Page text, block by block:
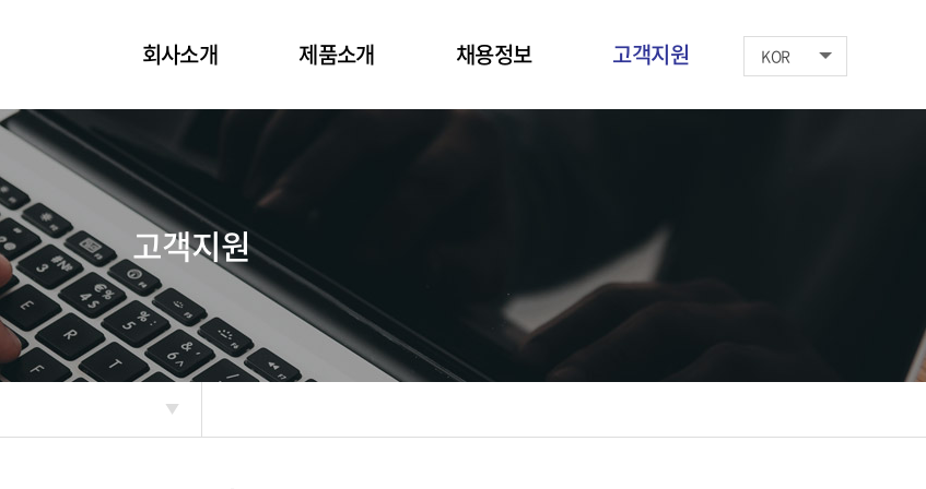
회사소개 제품소개 채용정보 고객지원 KOR
고객지원